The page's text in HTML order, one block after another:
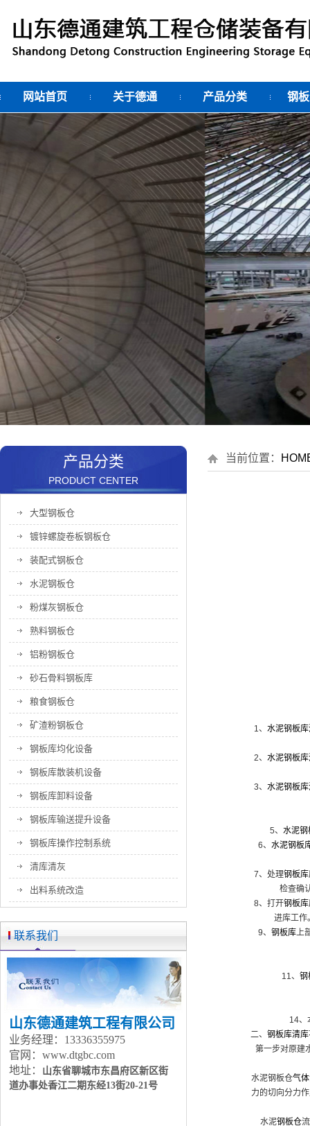
网站首页 关于德通 产品分类 钢
产品分类
PRODUCT CENTER
大型钢板仓
镀锌螺旋卷板钢板仓
装配式钢板仓
水泥钢板仓
粉煤灰钢板仓
熟料钢板仓
铝粉钢板仓
砂石骨料钢板库
粮食钢板仓
矿渣粉钢板仓
钢板库均化设备
钢板库散装机设备
钢板库卸料设备
钢板库输送提升设备
钢板库操作控制系统
清库清灰
出料系统改造
联系我们
山东德通建筑工程有限公司
业务经理：13336355975
官网：www.dtgbc.com
地址：
山东省聊城市东昌府区新区街
道办事处香江二期东经13街20-21号
当前位置：
1、 水泥钢板
2、 水泥钢板
3、 水泥钢板
5、 水泥钢
6、 水泥钢板
7、处理钢板库
检查确
8、打开钢板库
进库工作
9、 钢板库上
11、 钢
14、
二、 钢板库清库
第一步对原建
水泥钢板仓气
力的切向分力
水泥钢板仓